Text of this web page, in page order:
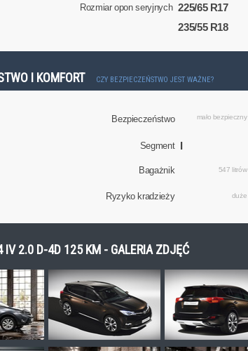
Rozmiar opon seryjnych 225/65 R17
235/55 R18
I KOMFORT CZY BEZPIECZEŃSTWO JEST WAŻNE?
Bezpieczeństwo mało bezpieczny
Segment I
Bagażnik 547 litrów
Ryzyko kradzieży duże
IV 2.0 D-4D 125 KM - GALERIA ZDJĘĆ